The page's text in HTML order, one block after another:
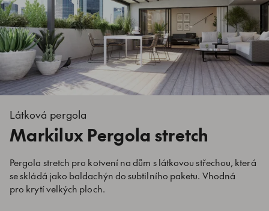
Látková pergola
Markilux Pergola stretch
Pergola stretch pro kotvení na dům s látkovou střechou, která
se skládá jako baldachýn do subtilního paketu. Vhodná
pro krytí velkých ploch.